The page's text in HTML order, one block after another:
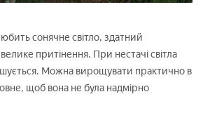
сонячне світло, здатний
притінення. При нестачі світла
Можна вирощувати практично в
щоб вона не була надмірно